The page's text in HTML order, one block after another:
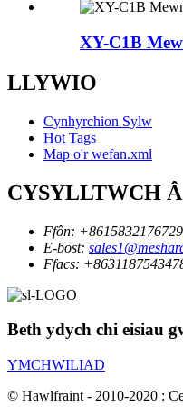
XY-C1B
LLYWIO
Cynhyrchion Sylw
Hot Tags
Map o'r wefan.xml
CYSYLLTWCH
Ffôn: +8615832176729
E-bost:
Ffacs:
Beth ydych chi eisiau
YMCHWILIAD
© Hawlfraint - 2010-2020 :